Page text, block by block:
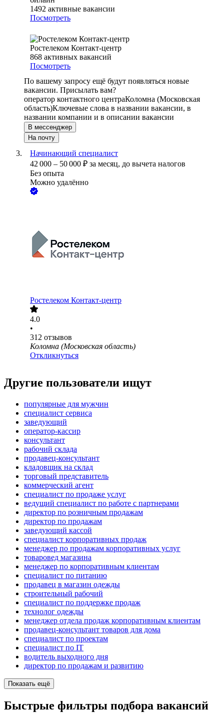
1492 активные вакансии
Посмотреть
Ростелеком Контакт-центр
868 активных вакансий
Посмотреть
По вашему запросу ещё будут появляться новые
вакансии. Присылать вам?
оператор контактного центраКоломна (Московская
область)Ключевые слова в названии вакансии, в
названии компании и в описании вакансии
В мессенджер
На почту
Начинающий специалист
42 000 – 50 000 ₽ за месяц, до вычета налогов
Без опыта
Можно удалённо
Ростелеком Контакт-центр
4.0
•
312 отзывов
Коломна (Московская область)
Откликнуться
Другие пользователи ищут
популярные для мужчин
специалист сервиса
заведующий
оператор-кассир
консультант
рабочий склада
продавец-консультант
кладовщик на склад
торговый представитель
коммерческий агент
специалист по продаже услуг
ведущий специалист по работе с партнерами
директор по розничным продажам
директор по продажам
заведующий кассой
специалист корпоративных продаж
менеджер по продажам корпоративных услуг
товаровед магазина
менеджер по корпоративным клиентам
специалист по питанию
продавец в магазин одежды
строительный рабочий
специалист по поддержке продаж
технолог одежды
менеджер отдела продаж корпоративным клиентам
продавец-консультант товаров для дома
специалист по проектам
специалист по IT
водитель выходного дня
директор по продажам и развитию
Показать ещё
Быстрые фильтры подбора вакансий